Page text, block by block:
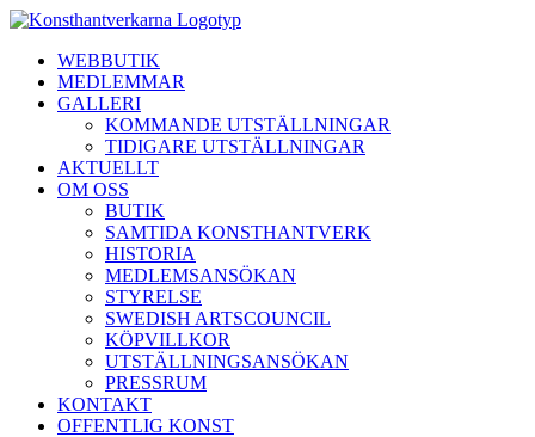
Fortsätt
innehålletWEBBUTIK
MEDLEMMAR
GALLERI
KOMMANDE UTSTÄLLNINGAR
TIDIGARE UTSTÄLLNINGAR
AKTUELLT
OM OSS
BUTIK
SAMTIDA KONSTHANTVERK
HISTORIA
MEDLEMSANSÖKAN
STYRELSE
SWEDISH ARTSCOUNCIL
KÖPVILLKOR
UTSTÄLLNINGSANSÖKAN
PRESSRUM
KONTAKT
OFFENTLIG KONST